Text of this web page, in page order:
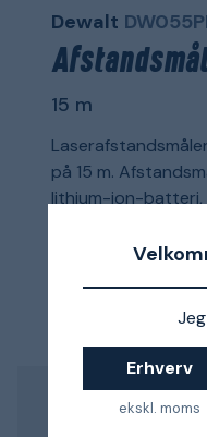
Erhverv
ekskl. moms
Dewalt
15 m
på 15 m.
lithium-ion-batteri,